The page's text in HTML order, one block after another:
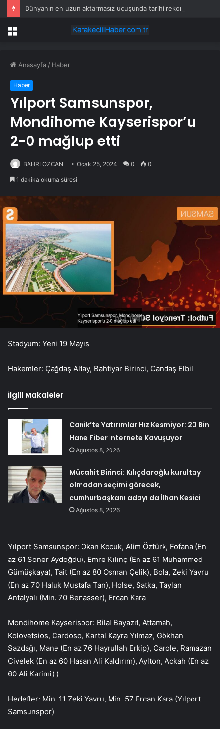
Menü
Anasayfa / Haber
Haber
Yılport Samsunspor,
Mondihome Kayserispor’u
2-0 mağlup etti
BAHRİ ÖZCAN Ocak 25, 2024 0 0
1 dakika okuma süresi
Stadyum: Yeni 19 Mayıs
Hakemler: Çağdaş Altay, Bahtiyar Birinci, Candaş Elbil
İlgili Makaleler
Canik’te Yatırımlar Hız Kesmiyor: 20 Bin
Hane Fiber İnternete Kavuşuyor
Ağustos 8, 2026
Mücahit Birinci: Kılıçdaroğlu kurultay
olmadan seçimi görecek,
cumhurbaşkanı adayı da İlhan Kesici
Ağustos 8, 2026
Yılport Samsunspor: Okan Kocuk, Alim Öztürk, Fofana (En
az 61 Soner Aydoğdu), Emre Kılınç (En az 61 Muhammed
Gümüşkaya), Tait (En az 80 Osman Çelik), Bola, Zeki Yavru
(En az 70 Haluk Mustafa Tan), Holse, Satka, Taylan
Antalyalı (Min. 70 Benasser), Ercan Kara
Mondihome Kayserispor: Bilal Bayazıt, Attamah,
Kolovetsios, Cardoso, Kartal Kayra Yılmaz, Gökhan
Sazdağı, Mane (En az 76 Hayrullah Erkip), Carole, Ramazan
Civelek (En az 60 Hasan Ali Kaldırım), Aylton, Ackah (En az
60 Ali Karimi) )
Hedefler: Min. 11 Zeki Yavru, Min. 57 Ercan Kara (Yılport
Samsunspor)